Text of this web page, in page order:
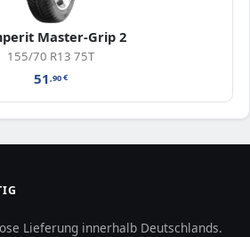
Master-Grip 2
155/70 R13 75T
51,90€
Lieferung innerhalb Deutschlands.